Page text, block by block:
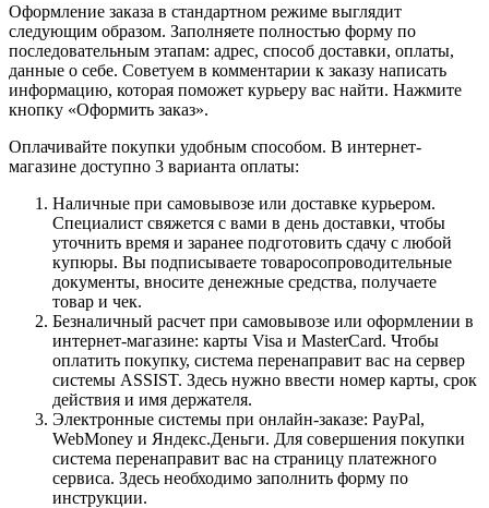
Оформление заказа в стандартном режиме выглядит
следующим образом. Заполняете полностью форму по
последовательным этапам: адрес, способ доставки, оплаты,
данные о себе. Советуем в комментарии к заказу написать
информацию, которая поможет курьеру вас найти. Нажмите
кнопку «Оформить заказ».
Оплачивайте покупки удобным способом. В интернет-
магазине доступно 3 варианта оплаты:
Наличные при самовывозе или доставке курьером.
Специалист свяжется с вами в день доставки, чтобы
уточнить время и заранее подготовить сдачу с любой
купюры. Вы подписываете товаросопроводительные
документы, вносите денежные средства, получаете
товар и чек.
Безналичный расчет при самовывозе или оформлении в
интернет-магазине: карты Visa и MasterCard. Чтобы
оплатить покупку, система перенаправит вас на сервер
системы ASSIST. Здесь нужно ввести номер карты, срок
действия и имя держателя.
Электронные системы при онлайн-заказе: PayPal,
WebMoney и Яндекс.Деньги. Для совершения покупки
система перенаправит вас на страницу платежного
сервиса. Здесь необходимо заполнить форму по
инструкции.